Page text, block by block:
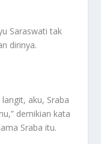
Saraswati tak
dirinya.
aku, Sraba
demikian kata
Sraba itu.